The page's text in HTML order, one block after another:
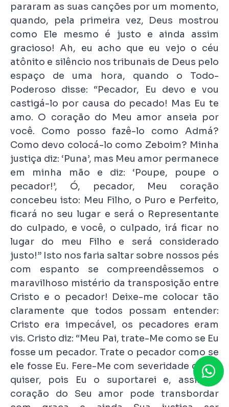
pararam as suas canções por um momento,
quando, pela primeira vez, Deus mostrou
como Ele mesmo é justo e ainda assim
gracioso! Ah, eu acho que eu vejo o céu
atônito e silêncio nos tribunais de Deus pelo
espaço de uma hora, quando o Todo-
Poderoso disse: “Pecador, Eu devo e vou
castigá-lo por causa do pecado! Mas Eu te
amo. O coração do Meu amor anseia por
você. Como posso fazê-lo como Admá?
Como devo colocá-lo como Zeboim? Minha
justiça diz: ‘Puna’, mas Meu amor permanece
em minha mão e diz: ‘Poupe, poupe o
pecador!’, Ó, pecador, Meu coração
concebeu isto: Meu Filho, o Puro e Perfeito,
ficará no seu lugar e será o Representante
do culpado, e você, o culpado, irá ficar no
lugar do meu Filho e será considerado
justo!” Isto nos faria saltar sobre nossos pés
com espanto se compreendêssemos o
maravilhoso mistério da transposição entre
Cristo e o pecador! Deixe-me colocar tão
claramente que todos possam entender:
Cristo era impecável, os pecadores eram
vis. Cristo diz: “Meu Pai, trate-Me como se Eu
fosse um pecador. Trate o pecador como se
ele fosse Eu. Fere-Me com severidade como
quiser, pois Eu o suportarei e, assim o
coração do Seu amor pode transbordar